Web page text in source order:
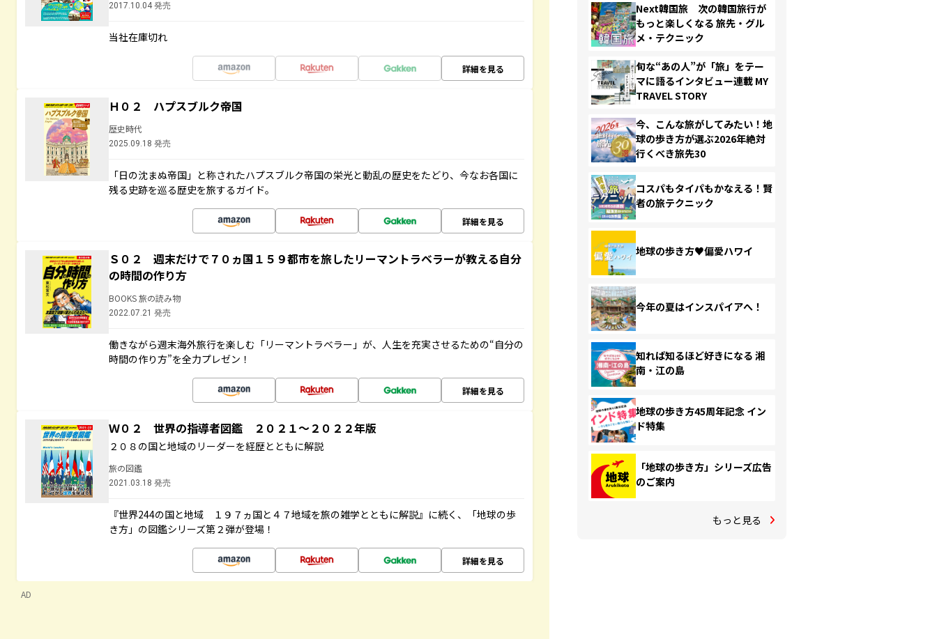
2017.10.04 発売
当社在庫切れ
詳細を見る
Ｈ０２ ハプスブルク帝国
歴史時代
2025.09.18 発売
「日の沈まぬ帝国」と称されたハプスブルク帝国の栄光と動乱の歴史をたどり、今なお各国に
残る史跡を巡る歴史を旅するガイド。
詳細を見る
Ｓ０２ 週末だけで７０ヵ国１５９都市を旅したリーマントラベラーが教える自分
の時間の作り方
BOOKS 旅の読み物
2022.07.21 発売
働きながら週末海外旅行を楽しむ「リーマントラベラー」が、人生を充実させるための“自分の
時間の作り方”を全力プレゼン！
詳細を見る
Ｗ０２ 世界の指導者図鑑 ２０２１～２０２２年版
２０８の国と地域のリーダーを経歴とともに解説
旅の図鑑
2021.03.18 発売
『世界244の国と地域 １９７ヵ国と４７地域を旅の雑学とともに解説』に続く、「地球の歩
き方」の図鑑シリーズ第２弾が登場！
詳細を見る
AD
Next韓国旅 次の韓国旅行が
もっと楽しくなる 旅先・グル
メ・テクニック
旬な“あの人”が「旅」をテー
マに語るインタビュー連載 MY
TRAVEL STORY
今、こんな旅がしてみたい！地
球の歩き方が選ぶ2026年絶対
行くべき旅先30
コスパもタイパもかなえる！賢
者の旅テクニック
地球の歩き方♥偏愛ハワイ
今年の夏はインスパイアへ！
知れば知るほど好きになる 湘
南・江の島
地球の歩き方45周年記念 イン
ド特集
「地球の歩き方」シリーズ広告
のご案内
もっと見る